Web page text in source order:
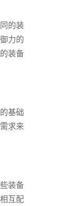
的装
力的
装备
基础
求来
装备
互配